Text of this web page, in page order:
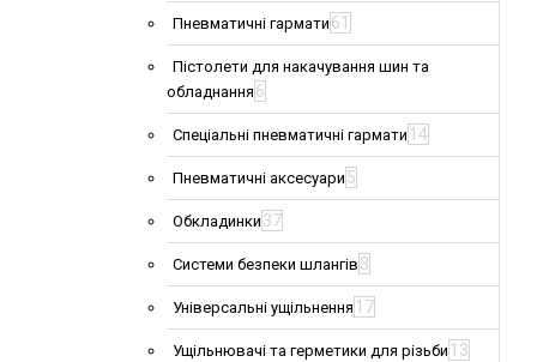
Пневматичні гармати 61
Пістолети для накачування шин та
обладнання 6
Спеціальні пневматичні гармати 14
Пневматичні аксесуари 5
Обкладинки 37
Системи безпеки шлангів 3
Універсальні ущільнення 17
Ущільнювачі та герметики для різьби 13